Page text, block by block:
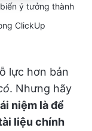
ý tưởng thành
ClickUp
lực hơn bản
. Nhưng hãy
niệm là để
liệu chính